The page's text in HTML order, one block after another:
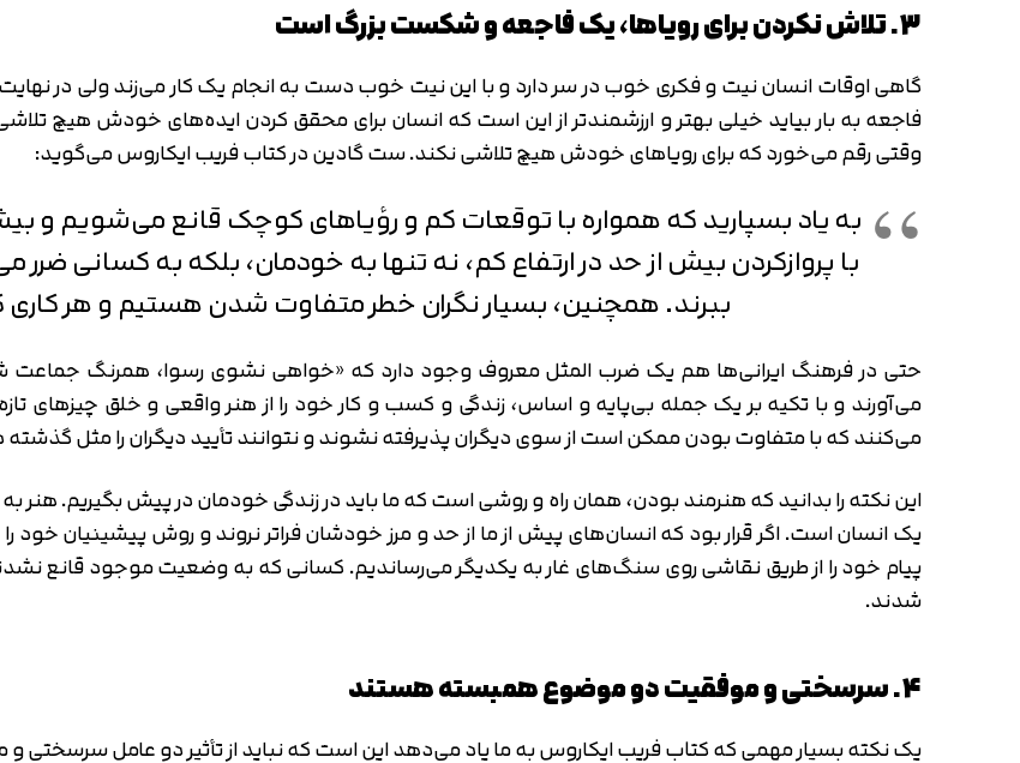
3. تلاش نکردن برای رویاها، یک فاجعه و شکست بزرگ است
گاهی اوقات انسان نیت و فکری خوب در سر دارد و با این نیت خوب دست به انجام یک کار می‌زند ولی در
فاجعه به بار بیاید خیلی بهتر و ارزشمندتر از این است که انسان برای محقق کردن ایده‌های خودش هیچ
وقتی رقم می‌خورد که برای رویاهای خودش هیچ تلاشی نکند. ست گادین در کتاب فریب ایکاروس می‌گوید:
به‌ یاد بسپارید که همواره با توقعات کم و رؤیاهای کوچک قانع می‌شویم و
با پرواز‌کردن بیش ‌از ‌حد در ارتفاع کم، نه ‌تنها به خودمان، بلکه به کسانی
ببرند. همچنین، بسیار نگران خطر متفاوت ‌شدن هستیم و هر کاری
حتی در فرهنگ ایرانی‌ها هم یک ضرب المثل معروف وجود دارد که «خواهی نشوی رسوا، همرنگ جماعت
می‌آورند و با تکیه بر یک جمله بی‌پایه و اساس، زندگی و کسب و کار خود را از هنر واقعی و خلق چیزهای
می‌کنند که با متفاوت بودن ممکن است از سوی دیگران پذیرفته نشوند و نتوانند تأیید دیگران را مثل گذشته
این نکته را بدانید که هنرمند بودن، همان راه و روشی است که ما باید در زندگی خودمان در پیش بگیریم. هنر
یک انسان است. اگر قرار بود که انسان‌های پیش از ما از حد و مرز خودشان فراتر نروند و روش پیشینیان خود
پیام خود را از طریق نقاشی روی سنگ‌های غار به یکدیگر می‌رساندیم. کسانی که به وضعیت موجود قانع
شدند.
4. سرسختی و موفقیت دو موضوع همبسته هستند
یک نکته بسیار مهمی که کتاب فریب ایکاروس به ما یاد می‌دهد این است که نباید از تأثیر دو عامل